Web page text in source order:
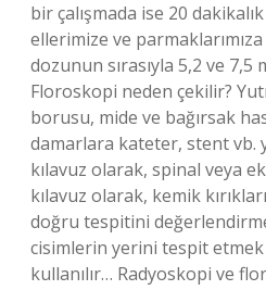
bir çalışmada ise 20
ellerimize ve
dozunun sırasıyla 5,2 ve
Floroskopi neden çekilir?
borusu, mide ve bağırsak
damarlara kateter, stent vb.
kılavuz olarak, spinal veya
kılavuz olarak, kemik
doğru tespitini
cisimlerin yerini tespit etmek
kullanılır… Radyoskopi ve